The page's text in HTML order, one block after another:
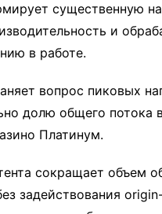
существенную
и
в работе.
вопрос пиковых
долю общего потока
Платинум.
сокращает объем
задействования